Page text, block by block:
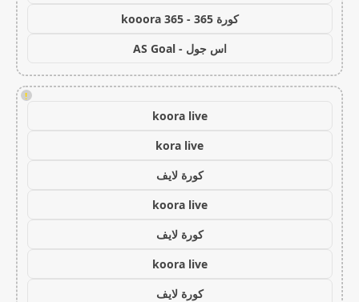
كورة 365 - kooora 365
اس جول - AS Goal
!
koora live
kora live
كورة لايف
koora live
كورة لايف
koora live
كورة لايف